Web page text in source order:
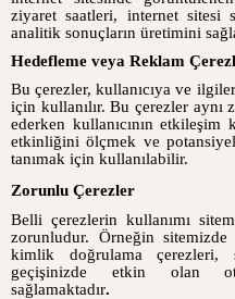
ziyaret saatleri, internet sitesi
analitik sonuçların üretimini
Hedefleme veya Reklam
Bu çerezler, kullanıcıya ve
için kullanılır. Bu çerezler aynı
ederken kullanıcının etkileşim
etkinliğini ölçmek ve
tanımak için kullanılabilir.
Zorunlu Çerezler
Belli çerezlerin kullanımı
zorunludur. Örneğin sitemizde
kimlik doğrulama çerezleri,
geçişinizde etkin olan
sağlamaktadır.